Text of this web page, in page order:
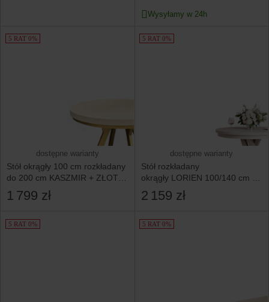
Wysyłamy w 24h
5 RAT 0%
dostępne warianty
Stół okrągły 100 cm rozkładany
do 200 cm KASZMIR + ZŁOTE
nogi i MASKOWNICA
1 799 zł
5 RAT 0%
dostępne warianty
Stół rozkładany
okrągły LORIEN 100/140 cm -
kaszmir
2 159 zł
5 RAT 0% 5 RAT 0%